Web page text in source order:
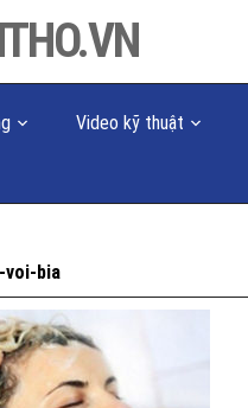
Video kỹ thuật
voi-bia